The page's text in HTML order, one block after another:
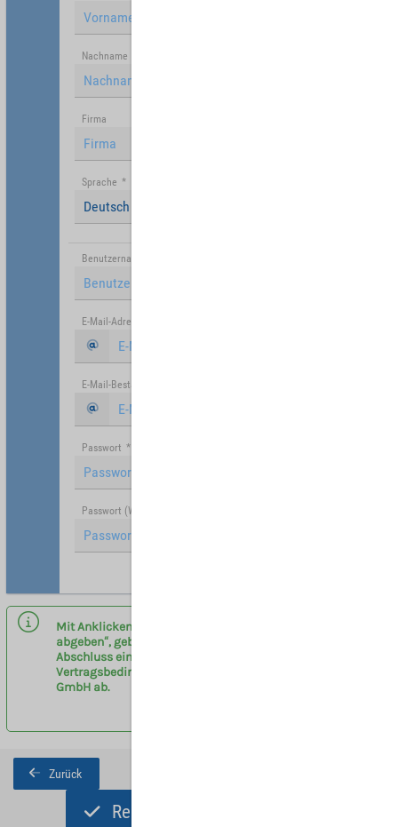
Nachname
Firma
Sprache *
Deutsch (Deutschland)
Benutzername
E-Mail-Adresse
E-Mail-Bestätigung
Passwort *
Passwort (Wiederholung)
Mit Anklicken des Buttons „Registrieren und Angebot
abgeben“, geben sie eine verbindliche Anfrage zum
Abschluss eines Vermittlervertrages entsprechend der
Vertragsbedingungen am Flughafen Leipzig/Halle
GmbH ab.
Zurück
Registrieren und Angebot abgeben